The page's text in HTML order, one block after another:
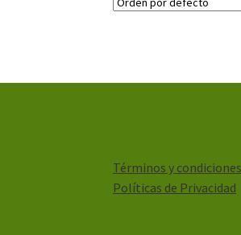
Términos y condiciones
Políticas de Privacidad